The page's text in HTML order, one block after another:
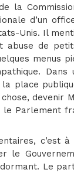
la
d’un
Unis. Il
de
menus
place
Parlement
c’est
le
Le